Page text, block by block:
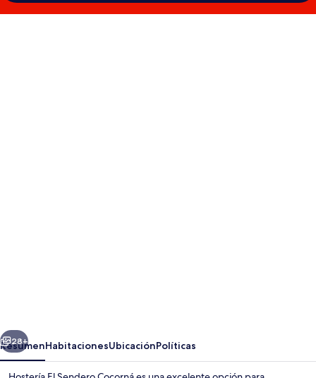
Siguiente
28+
ResumenHabitacionesUbicaciónPolíticas